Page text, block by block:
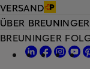
VERSAND
ÜBER BREUNINGER
BREUNINGER